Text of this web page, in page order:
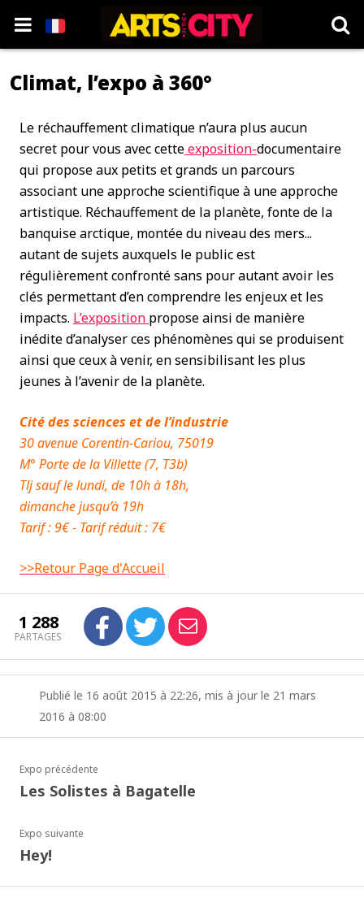
Climat, l’expo à 360°
Le réchauffement climatique n’aura plus aucun
secret pour vous avec cetteexposition-documentaire
qui proposeaux petits et grands un parcours
associant une approche scientifique à une approche
artistique. Réchauffement de la planète, fonte de la
banquise arctique, montée du niveau des mers...
autant de sujets auxquels le public est
régulièrement confronté sans pour autant avoir les
clés permettant d’en comprendre les enjeux et les
impacts. L’exposition propose ainsi de manière
inédite d’analyser ces phénomènes qui se produisent
ainsi que ceux à venir, en sensibilisant les plus
jeunes à l’avenir de la planète.
Cité des sciences et de l’industrie
30 avenue Corentin-Cariou, 75019
M° Porte de la Villette (7, T3b)
Tlj sauf le lundi, de 10h à 18h,
dimanche jusqu’à 19h
Tarif : 9€ - Tarif réduit : 7€
>>Retour Page d'Accueil
1 288
PARTAGES
Publié le 16 août 2015 à 22:26, mis à jour le 21 mars
2016 à 08:00
Expo précédente
Les Solistes à Bagatelle
Expo suivante
Hey!